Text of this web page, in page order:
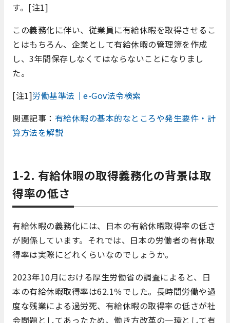
す。[注1]
この義務化に伴い、従業員に有給休暇を取得させるこ
とはもちろん、企業として有給休暇の管理簿を作成
し、3年間保存しなくてはならないことになりまし
た。
[注1]労働基準法｜e-Gov法令検索
関連記事： 有給休暇の基本的なところや発生要件・計
算方法を解説
1-2. 有給休暇の取得義務化の背景は取
得率の低さ
有給休暇の義務化には、日本の有給休暇取得率の低さ
が関係しています。それでは、日本の労働者の有休取
得率は実際にどれくらいなのでしょうか。
2023年10月における厚生労働省の調査によると、日
本の有給休暇取得率は62.1％でした。長時間労働や過
度な残業による過労死、有給休暇の取得率の低さが社
会問題としてあったため、働き方改革の一環として有